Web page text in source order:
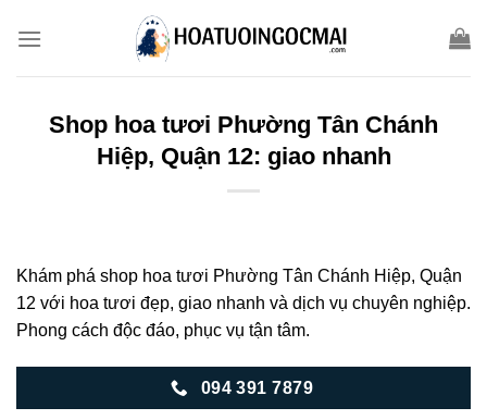
Shop hoa tươi Phường Tân Chánh
Hiệp, Quận 12: giao nhanh
Khám phá shop hoa tươi Phường Tân Chánh Hiệp, Quận
12 với hoa tươi đẹp, giao nhanh và dịch vụ chuyên nghiệp.
Phong cách độc đáo, phục vụ tận tâm.
094 391 7879